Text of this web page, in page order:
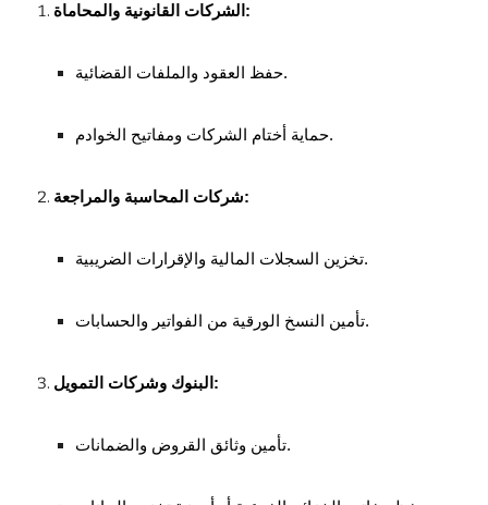
الشركات القانونية والمحاماة:
حفظ العقود والملفات القضائية.
حماية أختام الشركات ومفاتيح الخوادم.
شركات المحاسبة والمراجعة:
تخزين السجلات المالية والإقرارات الضريبية.
تأمين النسخ الورقية من الفواتير والحسابات.
البنوك وشركات التمويل:
تأمين وثائق القروض والضمانات.